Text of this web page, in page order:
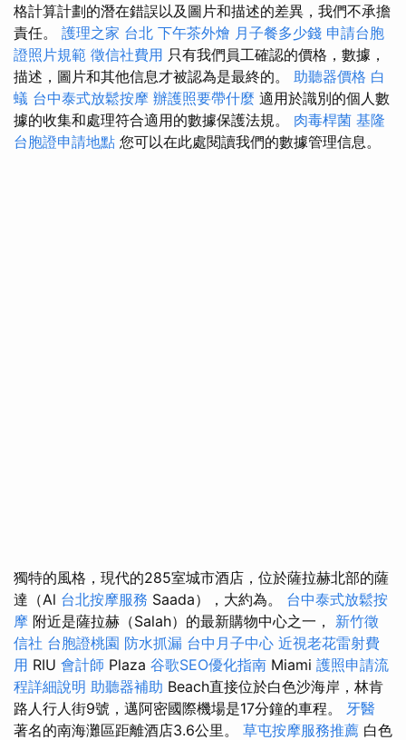
格計算計劃的潛在錯誤以及圖片和描述的差異，我們不承擔
責任。 護理之家 台北 下午茶外燴 月子餐多少錢 申請台胞
證照片規範 徵信社費用 只有我們員工確認的價格，數據，
描述，圖片和其他信息才被認為是最終的。 助聽器價格 白
蟻 台中泰式放鬆按摩 辦護照要帶什麼 適用於識別的個人數
據的收集和處理符合適用的數據保護法規。 肉毒桿菌 基隆
台胞證申請地點 您可以在此處閱讀我們的數據管理信息。
獨特的風格，現代的285室城市酒店，位於薩拉赫北部的薩
達（Al 台北按摩服務 Saada），大約為。 台中泰式放鬆按
摩 附近是薩拉赫（Salah）的最新購物中心之一， 新竹徵
信社 台胞證桃園 防水抓漏 台中月子中心 近視老花雷射費
用 RIU 會計師 Plaza 谷歌SEO優化指南 Miami 護照申請流
程詳細說明 助聽器補助 Beach直接位於白色沙海岸，林肯
路人行人街9號，邁阿密國際機場是17分鐘的車程。 牙醫
著名的南海灘區距離酒店3.6公里。 草屯按摩服務推薦 白色